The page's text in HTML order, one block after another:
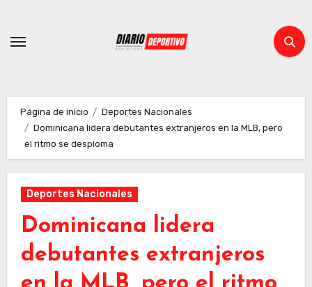
contenido
Página de inicio
Deportes Nacionales
Dominicana lidera debutantes extranjeros en la MLB, pero
el ritmo se desploma
Deportes Nacionales
Dominicana lidera
debutantes extranjeros